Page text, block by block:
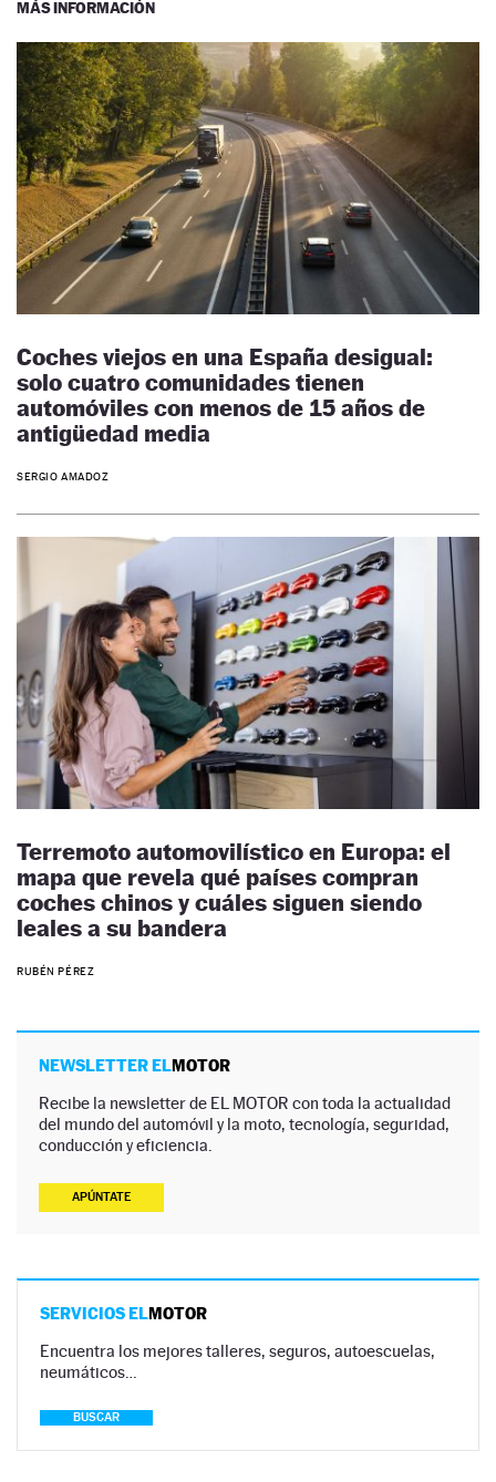
MÁS INFORMACIÓN
Coches viejos en una España desigual:
solo cuatro comunidades tienen
automóviles con menos de 15 años de
antigüedad media
SERGIO AMADOZ
Terremoto automovilístico en Europa: el
mapa que revela qué países compran
coches chinos y cuáles siguen siendo
leales a su bandera
RUBÉN PÉREZ
NEWSLETTER ELMOTOR
Recibe la newsletter de EL MOTOR con toda la actualidad
del mundo del automóvil y la moto, tecnología, seguridad,
conducción y eficiencia.
APÚNTATE
SERVICIOS ELMOTOR
Encuentra los mejores talleres, seguros, autoescuelas,
neumáticos…
BUSCAR